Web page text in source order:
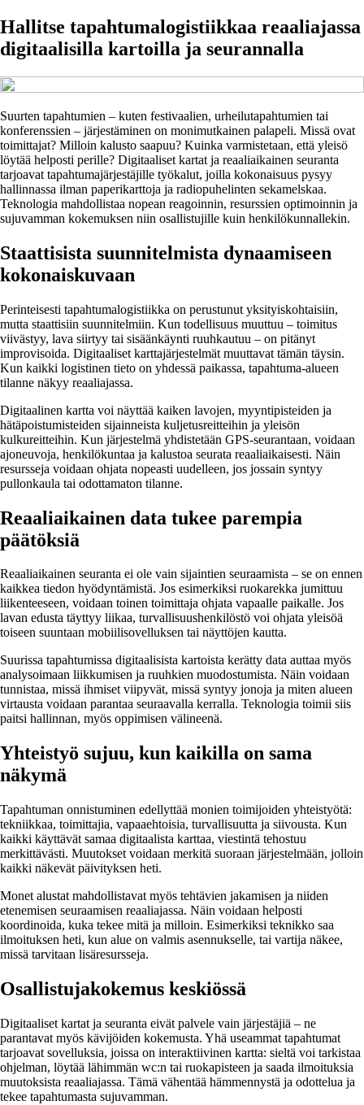
Hallitse tapahtumalogistiikkaa reaaliajassa
digitaalisilla kartoilla ja seurannalla
Suurten tapahtumien – kuten festivaalien, urheilutapahtumien tai
konferenssien – järjestäminen on monimutkainen palapeli. Missä ovat
toimittajat? Milloin kalusto saapuu? Kuinka varmistetaan, että yleisö
löytää helposti perille? Digitaaliset kartat ja reaaliaikainen seuranta
tarjoavat tapahtumajärjestäjille työkalut, joilla kokonaisuus pysyy
hallinnassa ilman paperikarttoja ja radiopuhelinten sekamelskaa.
Teknologia mahdollistaa nopean reagoinnin, resurssien optimoinnin ja
sujuvamman kokemuksen niin osallistujille kuin henkilökunnallekin.
Staattisista suunnitelmista dynaamiseen
kokonaiskuvaan
Perinteisesti tapahtumalogistiikka on perustunut yksityiskohtaisiin,
mutta staattisiin suunnitelmiin. Kun todellisuus muuttuu – toimitus
viivästyy, lava siirtyy tai sisäänkäynti ruuhkautuu – on pitänyt
improvisoida. Digitaaliset karttajärjestelmät muuttavat tämän täysin.
Kun kaikki logistinen tieto on yhdessä paikassa, tapahtuma-alueen
tilanne näkyy reaaliajassa.
Digitaalinen kartta voi näyttää kaiken lavojen, myyntipisteiden ja
hätäpoistumisteiden sijainneista kuljetusreitteihin ja yleisön
kulkureitteihin. Kun järjestelmä yhdistetään GPS-seurantaan, voidaan
ajoneuvoja, henkilökuntaa ja kalustoa seurata reaaliaikaisesti. Näin
resursseja voidaan ohjata nopeasti uudelleen, jos jossain syntyy
pullonkaula tai odottamaton tilanne.
Reaaliaikainen data tukee parempia
päätöksiä
Reaaliaikainen seuranta ei ole vain sijaintien seuraamista – se on ennen
kaikkea tiedon hyödyntämistä. Jos esimerkiksi ruokarekka jumittuu
liikenteeseen, voidaan toinen toimittaja ohjata vapaalle paikalle. Jos
lavan edusta täyttyy liikaa, turvallisuushenkilöstö voi ohjata yleisöä
toiseen suuntaan mobiilisovelluksen tai näyttöjen kautta.
Suurissa tapahtumissa digitaalisista kartoista kerätty data auttaa myös
analysoimaan liikkumisen ja ruuhkien muodostumista. Näin voidaan
tunnistaa, missä ihmiset viipyvät, missä syntyy jonoja ja miten alueen
virtausta voidaan parantaa seuraavalla kerralla. Teknologia toimii siis
paitsi hallinnan, myös oppimisen välineenä.
Yhteistyö sujuu, kun kaikilla on sama
näkymä
Tapahtuman onnistuminen edellyttää monien toimijoiden yhteistyötä:
tekniikkaa, toimittajia, vapaaehtoisia, turvallisuutta ja siivousta. Kun
kaikki käyttävät samaa digitaalista karttaa, viestintä tehostuu
merkittävästi. Muutokset voidaan merkitä suoraan järjestelmään, jolloin
kaikki näkevät päivityksen heti.
Monet alustat mahdollistavat myös tehtävien jakamisen ja niiden
etenemisen seuraamisen reaaliajassa. Näin voidaan helposti
koordinoida, kuka tekee mitä ja milloin. Esimerkiksi teknikko saa
ilmoituksen heti, kun alue on valmis asennukselle, tai vartija näkee,
missä tarvitaan lisäresursseja.
Osallistujakokemus keskiössä
Digitaaliset kartat ja seuranta eivät palvele vain järjestäjiä – ne
parantavat myös kävijöiden kokemusta. Yhä useammat tapahtumat
tarjoavat sovelluksia, joissa on interaktiivinen kartta: sieltä voi tarkistaa
ohjelman, löytää lähimmän wc:n tai ruokapisteen ja saada ilmoituksia
muutoksista reaaliajassa. Tämä vähentää hämmennystä ja odottelua ja
tekee tapahtumasta sujuvamman.